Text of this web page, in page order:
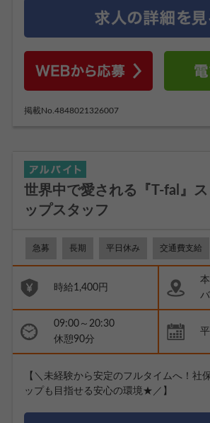
掲載No.4848021326007
世界中で愛される『T-fal』ス
ップスタッフ
急募 長期 平日休み 交通費支給
時給1,400円
09:00～20:30
休憩90分
【＼未経験から安定のフルタイムへ！社
ップも目指せる安心の環境★／】